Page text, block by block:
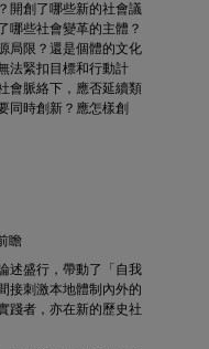
開創了哪些新的社會議
哪些社會變革的主體？
局限？還是個體的文化
法緊扣目標和行動計
會脈絡下，應否延續類
同時創新？應怎樣創
瞻
述盛行，帶動了「自我
接刺激本地體制內外的
踐者，亦在新的歷史社